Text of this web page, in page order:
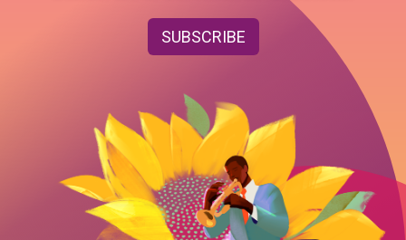
SUBSCRIBE